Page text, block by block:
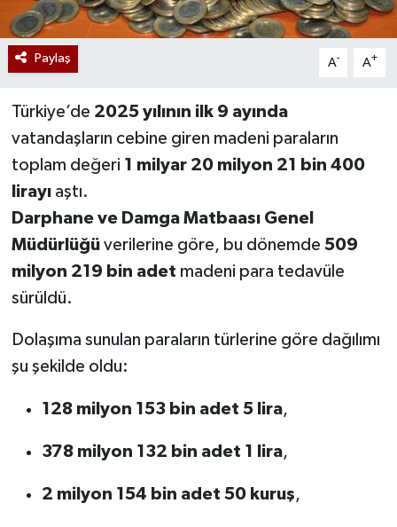
Paylaş A- A+
Türkiye’de 2025 yılının ilk 9 ayında
vatandaşların cebine giren madeni paraların
toplam değeri 1 milyar 20 milyon 21 bin 400
lirayıaştı.
Darphane ve Damga Matbaası Genel
Müdürlüğüverilerine göre, bu dönemde 509
milyon 219 bin adet madeni para tedavüle
sürüldü.
Dolaşıma sunulan paraların türlerine göre dağılımı
şu şekilde oldu:
128 milyon 153 bin adet 5 lira,
378 milyon 132 bin adet 1 lira,
2 milyon 154 bin adet 50 kuruş,